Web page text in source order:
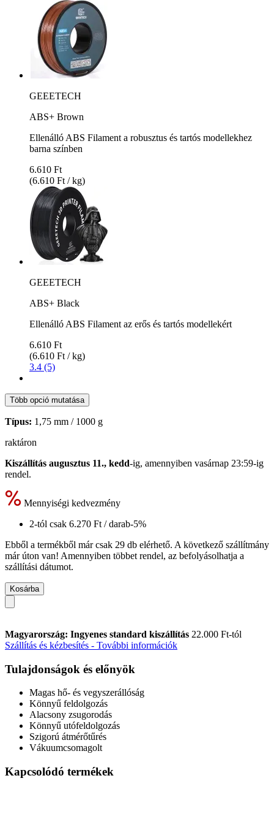
GEEETECH
ABS+ Brown
Ellenálló ABS Filament a robusztus és tartós modellekhez
barna színben
6.610 Ft
(6.610 Ft / kg)
GEEETECH
ABS+ Black
Ellenálló ABS Filament az erős és tartós modellekért
6.610 Ft
(6.610 Ft / kg)
3.4 (5)
Több opció mutatása
Típus: 1,75 mm / 1000 g
raktáron
Kiszállítás augusztus 11., kedd-ig, amennyiben vasárnap 23:59-ig
rendel.
Mennyiségi kedvezmény
2-tól csak 6.270 Ft / darab-5%
Ebből a termékből már csak 29 db elérhető. A következő szállítmány
már úton van! Amennyiben többet rendel, az befolyásolhatja a
szállítási dátumot.
Kosárba
Magyarország: Ingyenes standard kiszállítás 22.000 Ft-tól
Szállítás és kézbesítés - További információk
Tulajdonságok és előnyök
Magas hő- és vegyszerállóság
Könnyű feldolgozás
Alacsony zsugorodás
Könnyű utófeldolgozás
Szigorú átmérőtűrés
Vákuumcsomagolt
Kapcsolódó termékek